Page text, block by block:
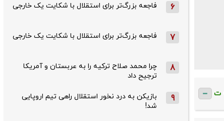
ت
6 فاجعه بزرگ‌تر برای استقلال با شکایت یک خارجی
7 فاجعه بزرگ‌تر برای استقلال با شکایت یک خارجی
8
چرا محمد صلاح ترکیه را به عربستان و آمریکا
ترجیح داد
9
بازیکن به درد نخور استقلال راهی تیم اروپایی
شد!